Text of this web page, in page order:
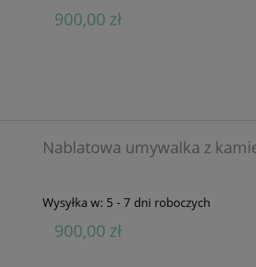
900,00 zł
Nablatowa umywalka z
Wysyłka w: 5 - 7 dni roboczych
900,00 zł